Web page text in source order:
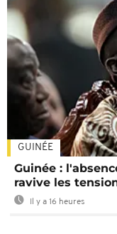
GUINÉE
Guinée :
ravive les
Il y a 16 heures